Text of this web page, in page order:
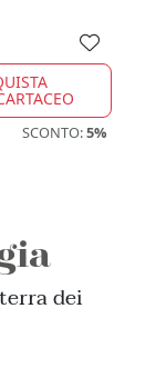
SCONTO:5%
dei